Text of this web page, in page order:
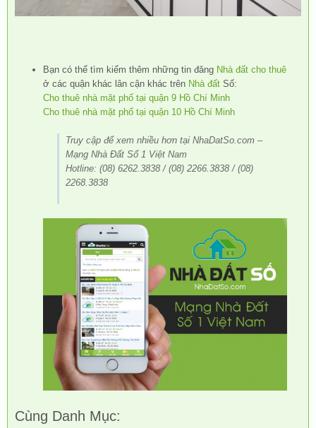
Bạn có thể tìm kiếm thêm những tin đăng Nhà đất cho thuê
ở các quận khác lân cận khác trên Nhà đất Số:
Cho thuê nhà mặt phố tại quận 9 Hồ Chí Minh
Cho thuê nhà mặt phố tại quận 10 Hồ Chí Minh
Truy cập để xem nhiều hơn tại NhaDatSo.com –
Mạng Nhà Đất Số 1 Việt Nam
Hotline: (08) 6262.3838 / (08) 2266.3838 / (08)
2268.3838
Cùng Danh Mục: